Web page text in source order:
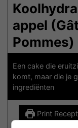
appel
Pommes)
Een cake die
komt, maar die je
ingrediënten
Print Recept